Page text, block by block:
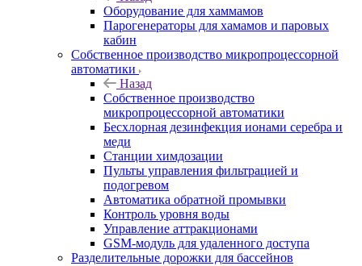
Оборудование для хаммамов
Парогенераторы для хамамов и паровых
кабин
Собственное производство микропроцессорной
автоматики
Назад
Собственное производство
микропроцессорной автоматики
Беcхлорная дезинфекция ионами серебра и
меди
Станции химдозации
Пульты управления фильтрацией и
подогревом
Автоматика обратной промывки
Контроль уровня воды
Управление аттракционами
GSM-модуль для удаленного доступа
Разделительные дорожки для бассейнов